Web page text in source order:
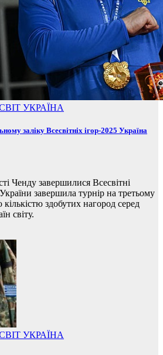
УКРАЇНА
заліку Всесвітніх ігор-2025 Україна
Ченду завершилися Всесвітні
завершила турнір на третьому
кількістю здобутих нагород серед
світу.
УКРАЇНА